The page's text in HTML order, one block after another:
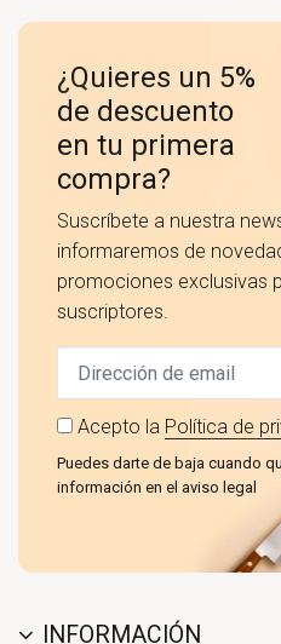
¿Quieres un 5%
de descuento
en tu primera
compra?
Suscríbete a nuestra
informaremos de
promociones exclusivas
suscriptores.
Acepto la Política de
Puedes darte de baja cuando
información en el aviso legal
INFORMACIÓN